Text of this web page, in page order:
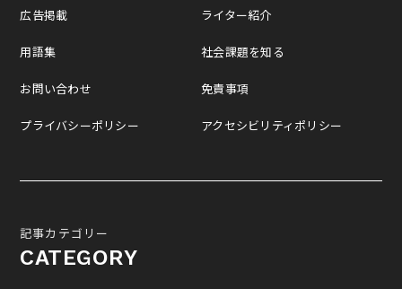
広告掲載
用語集
お問い合わせ
プライバシーポリシー
ライター紹介
社会課題を知る
免責事項
アクセシビリティポリシー
記事カテゴリー
CATEGORY